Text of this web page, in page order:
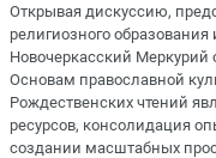
Открывая дискуссию,
религиозного
Новочеркасский
Основам православной
Рождественских чтений
ресурсов, консолидация
создании масштабных